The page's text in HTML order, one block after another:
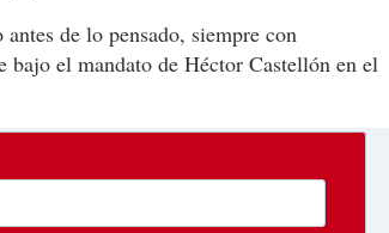
de lo pensado, siempre con
el mandato de Héctor Castellón en el